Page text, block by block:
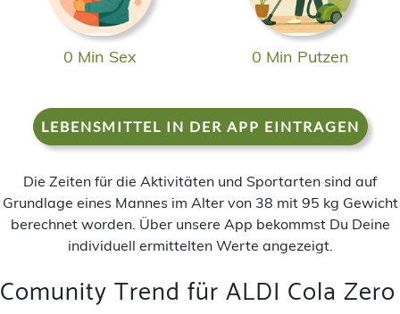
0 Min Sex 0 Min Putzen
LEBENSMITTEL IN DER APP EINTRAGEN
Die Zeiten für die Aktivitäten und Sportarten sind auf
Grundlage eines Mannes im Alter von 38 mit 95 kg Gewicht
berechnet worden. Über unsere App bekommst Du Deine
individuell ermittelten Werte angezeigt.
Comunity Trend für ALDI Cola Zero